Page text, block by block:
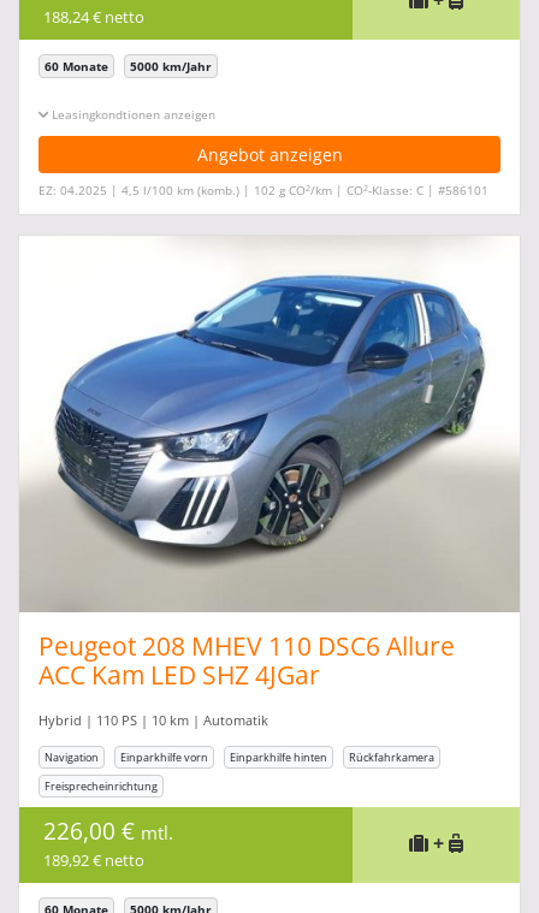
188,24 € netto
60 Monate 5000 km/Jahr
Leasingkonditionen ein-/ausblenden
Angebot anzeigen
EZ: 04.2025 | 4,5 l/100 km (komb.) | 102 g CO2/km | CO2-Klasse: C | #586101
Peugeot 208 MHEV 110 DSC6 Allure
ACC Kam LED SHZ 4JGar
Hybrid | 110 PS | 10 km | Automatik
Navigation Einparkhilfe vorn Einparkhilfe hinten
Rückfahrkamera
Freisprecheinrichtung
226,00 € mtl.
189,92 € netto
+